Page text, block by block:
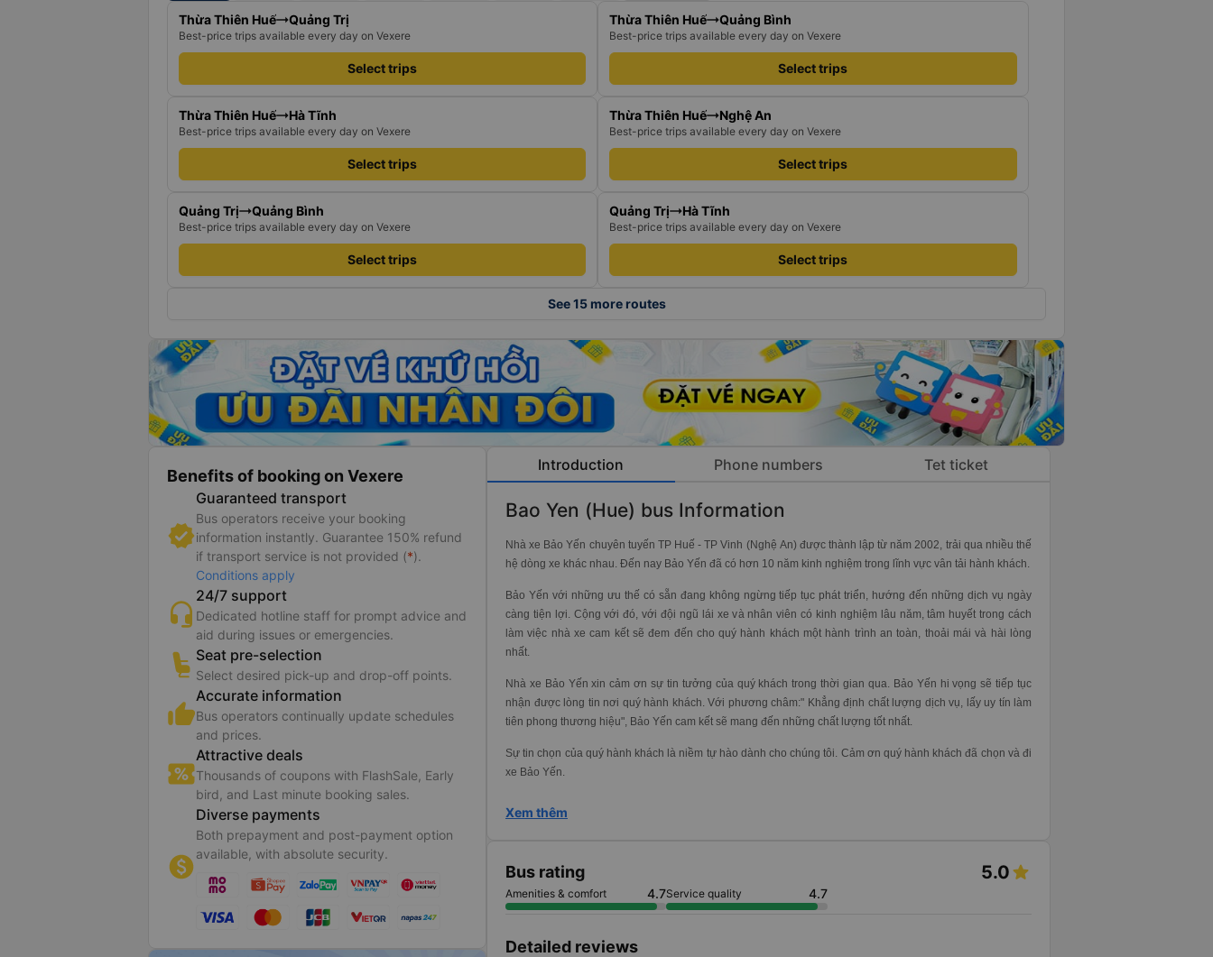
Thừa Thiên Huế Quảng Trị
Best-price trips available every day on Vexere
Select trips
Thừa Thiên Huế Quảng Bình
Best-price trips available every day on Vexere
Select trips
Thừa Thiên Huế Hà Tĩnh
Best-price trips available every day on Vexere
Select trips
Thừa Thiên Huế Nghệ An
Best-price trips available every day on Vexere
Select trips
Quảng Trị Quảng Bình
Best-price trips available every day on Vexere
Select trips
Quảng Trị Hà Tĩnh
Best-price trips available every day on Vexere
Select trips
See 15 more routes
Benefits of booking on Vexere
Guaranteed transport
Bus operators receive your booking
information instantly. Guarantee 150% refund
if transport service is not provided (*).
Conditions apply
24/7 support
Dedicated hotline staff for prompt advice and
aid during issues or emergencies.
Seat pre-selection
Select desired pick-up and drop-off points.
Accurate information
Bus operators continually update schedules
and prices.
Attractive deals
Thousands of coupons with FlashSale, Early
bird, and Last minute booking sales.
Diverse payments
Both prepayment and post-payment option
available, with absolute security.
Introduction Phone numbers Tet ticket
Bao Yen (Hue) bus Information
Nhà xe Bảo Yến chuyên tuyến TP Huế - TP Vinh (Nghệ An) được thành lập từ năm 2002, trải qua nhiều thế
hệ dòng xe khác nhau. Đến nay Bảo Yến đã có hơn 10 năm kinh nghiệm trong lĩnh vực vân tải hành khách.
Bảo Yến với những ưu thế có sẵn đang không ngừng tiếp tục phát triển, hướng đến những dịch vụ ngày
càng tiện lợi. Cộng với đó, với đội ngũ lái xe và nhân viên có kinh nghiệm lâu năm, tâm huyết trong cách
làm việc nhà xe cam kết sẽ đem đến cho quý hành khách một hành trình an toàn, thoải mái và hài lòng
nhất.
Nhà xe Bảo Yến xin cảm ơn sự tin tưởng của quý khách trong thời gian qua. Bảo Yến hi vọng sẽ tiếp tục
nhận được lòng tin nơi quý hành khách. Với phương châm:" Khẳng định chất lượng dịch vụ, lấy uy tín làm
tiên phong thương hiệu", Bảo Yến cam kết sẽ mang đến những chất lượng tốt nhất.
Sự tin chọn của quý hành khách là niềm tự hào dành cho chúng tôi. Cảm ơn quý hành khách đã chọn và đi
xe Bảo Yến.
Xem thêm
Bus rating 5.0
Amenities & comfort 4.7Service quality 4.7
Detailed reviews